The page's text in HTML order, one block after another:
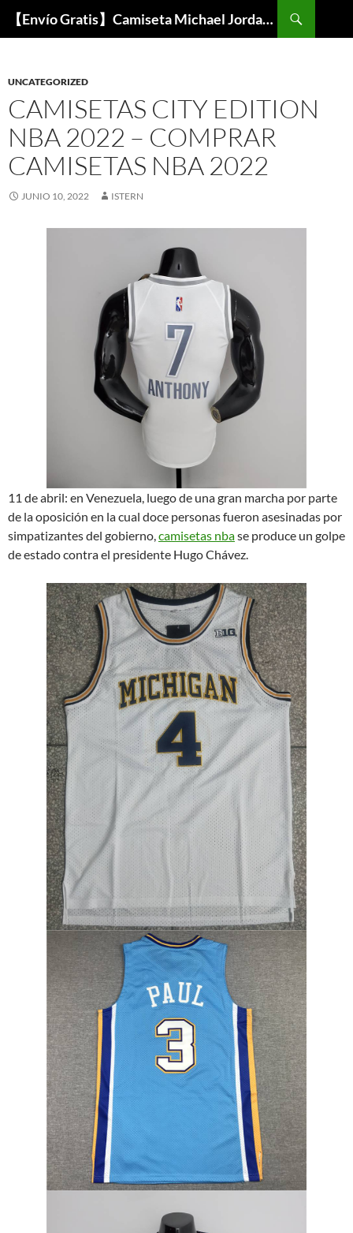
【Envío Gratis】Camiseta Michael Jordan NBA Barata
Buscar
UNCATEGORIZED
CAMISETAS CITY EDITION
NBA 2022 – COMPRAR
CAMISETAS NBA 2022
JUNIO 10, 2022 ISTERN
11 de abril: en Venezuela, luego de una gran marcha por parte
de la oposición en la cual doce personas fueron asesinadas por
simpatizantes del gobierno,camisetas nbase produce un golpe
de estado contra el presidente Hugo Chávez.